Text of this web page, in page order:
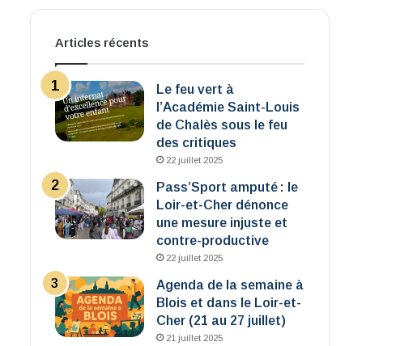
Articles récents
Le feu vert à
l’Académie Saint-Louis
de Chalès sous le feu
des critiques
22 juillet 2025
Pass’Sport amputé : le
Loir-et-Cher dénonce
une mesure injuste et
contre-productive
22 juillet 2025
Agenda de la semaine à
Blois et dans le Loir-et-
Cher (21 au 27 juillet)
21 juillet 2025